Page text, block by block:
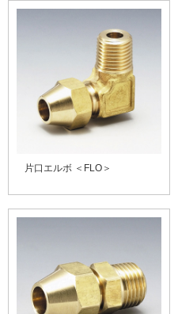
片口エルボ ＜FLO＞